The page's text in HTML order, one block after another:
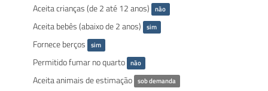
Aceita crianças (de 2 até 12 anos) não
Aceita bebês (abaixo de 2 anos) sim
Fornece berços sim
Permitido fumar no quarto não
Aceita animais de estimação sob demanda